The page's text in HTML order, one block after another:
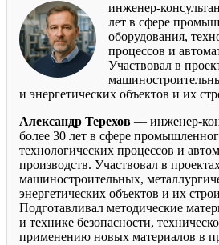
инженер-
лет в сфере
оборудования,
процессов и
Участвовал в
и энергетических объектов и их
Александр Терехов — инженер-
более 30 лет в сфере
технологических процессов и
производств. Участвовал в
машиностроительных,
энергетических объектов и их
Подготавливал методические
и технике безопасности,
применению новых материалов в